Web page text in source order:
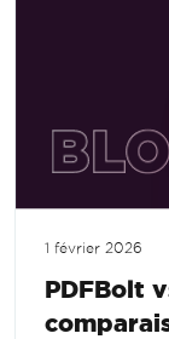
1 février 2026
PDFBolt